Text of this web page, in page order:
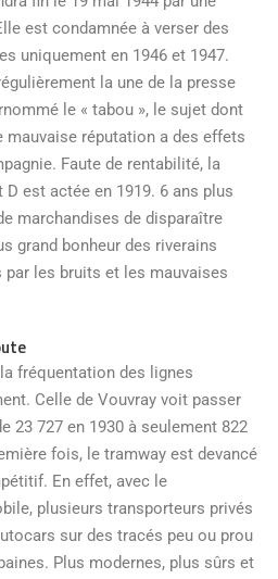
est condamnée à verser des
uniquement en 1946 et 1947.
la une de la presse
le « tabou », le sujet dont
mauvaise réputation a des effets
Faute de rentabilité, la
est actée en 1919. 6 ans plus
marchandises de disparaître
grand bonheur des riverains
les bruits et les mauvaises
fréquentation des lignes
Celle de Vouvray voit passer
23 727 en 1930 à seulement 822
fois, le tramway est devancé
En effet, avec le
plusieurs transporteurs privés
sur des tracés peu ou prou
Plus modernes, plus sûrs et